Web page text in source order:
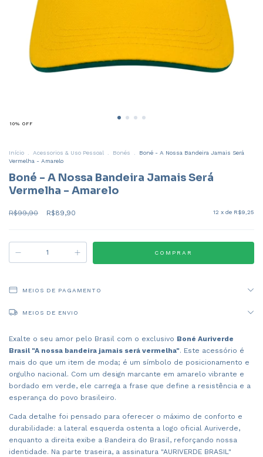
10% OFF
Início . Acessorios & Uso Pessoal . Bonés .
Boné - A Nossa Bandeira Jamais Será
Vermelha - Amarelo
Boné - A Nossa Bandeira Jamais Será
Vermelha - Amarelo
R$99,90 R$89,90 12 x de R$9,25
MEIOS DE PAGAMENTO
MEIOS DE ENVIO
Exalte o seu amor pelo Brasil com o exclusivo Boné Auriverde
Brasil "A nossa bandeira jamais será vermelha". Este acessório é
mais do que um item de moda; é um símbolo de posicionamento e
orgulho nacional. Com um design marcante em amarelo vibrante e
bordado em verde, ele carrega a frase que define a resistência e a
esperança do povo brasileiro.
Cada detalhe foi pensado para oferecer o máximo de conforto e
durabilidade: a lateral esquerda ostenta a logo oficial Auriverde,
enquanto a direita exibe a Bandeira do Brasil, reforçando nossa
identidade. Na parte traseira, a assinatura "AURIVERDE BRASIL"